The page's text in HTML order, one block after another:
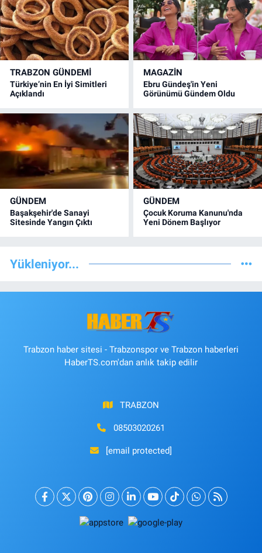
TRABZON GÜNDEMİ
Türkiye’nin En İyi Simitleri
Açıklandı
MAGAZİN
Ebru Gündeş'in Yeni
Görünümü Gündem Oldu
GÜNDEM
Başakşehir'de Sanayi
Sitesinde Yangın Çıktı
GÜNDEM
Çocuk Koruma Kanunu'nda
Yeni Dönem Başlıyor
Yükleniyor...
Trabzon haber sitesi - Trabzonspor ve Trabzon haberleri
HaberTS.com'dan anlık takip edilir
TRABZON
08503020261
[email protected]